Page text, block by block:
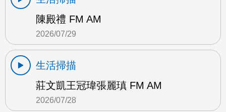
陳殿禮 FM AM
2026/07/29
生活掃描
莊文凱王冠瑋張麗瑱 FM AM
2026/07/28